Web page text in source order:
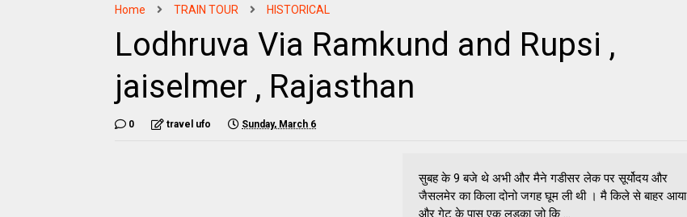
Home TRAIN TOUR HISTORICAL
Lodhruva Via Ramkund and Rupsi ,
jaiselmer , Rajasthan
0 travel ufo Sunday, March 6
सुबह के 9 बजे थे अभी और मैने गडीसर लेक पर सूर्योदय और
जैसलमेर का किला दोनो जगह घूम ली थी । मै किले से बाहर आया
और गेट के पास एक लडका जो कि ...